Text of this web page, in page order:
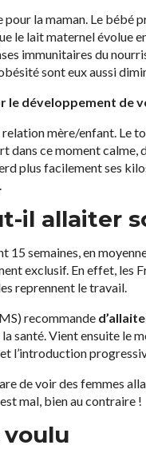
pour la maman. Le
le lait maternel évolue
immunitaires du
sont eux aussi
le développement de
mère/enfant. Le
ce moment calme,
plus facilement ses
il allaiter
semaines, en
exclusif. En effet, les
reprennent le travail.
recommande
santé. Vient ensuite le
l’introduction
de voir des femmes
mal, bien au contraire !